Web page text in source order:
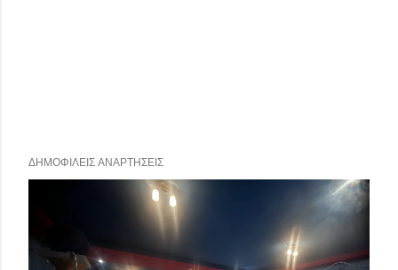
ΔΗΜΟΦΙΛΕΊΣ ΑΝΑΡΤΉΣΕΙΣ